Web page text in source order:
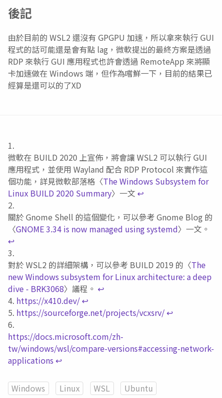
後記
由於目前的 WSL2 還沒有 GPGPU 加速，所以拿來執行 GUI
程式的話可能還是會有點 lag，微軟提出的最終方案是透過
RDP 來執行 GUI 應用程式也許會透過 RemoteApp 來將顯
卡加速做在 Windows 端，但作為嚐鮮一下，目前的結果已
經算是還可以的了XD
微軟在 BUILD 2020 上宣佈，將會讓 WSL2 可以執行 GUI
應用程式，並使用 Wayland 配合 RDP Protocol 來實作這
個功能，詳見微軟部落格〈The Windows Subsystem for
Linux BUILD 2020 Summary〉一文 ↩︎
關於 Gnome Shell 的這個變化，可以參考 Gnome Blog 的
〈GNOME 3.34 is now managed using systemd〉一文。
↩︎
對於 WSL2 的詳細架構，可以參考 BUILD 2019 的〈The
new Windows subsystem for Linux architecture: a deep
dive - BRK3068〉議程。 ↩︎
https://x410.dev/ ↩︎
https://sourceforge.net/projects/vcxsrv/ ↩︎
https://docs.microsoft.com/zh-
tw/windows/wsl/compare-versions#accessing-network-
applications ↩︎
Windows Linux WSL
Ubuntu